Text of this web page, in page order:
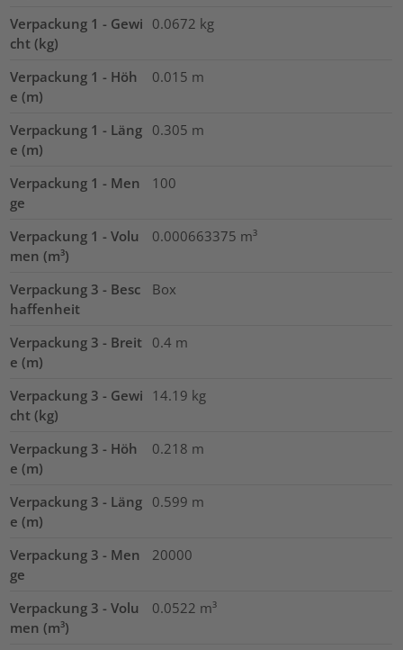
Verpackung 1 - Gewi
cht (kg)
0.0672 kg
Verpackung 1 - Höh
e (m)
0.015 m
Verpackung 1 - Läng
e (m)
0.305 m
Verpackung 1 - Men
ge
100
Verpackung 1 - Volu
men (m³)
0.000663375 m³
Verpackung 3 - Besc
haffenheit
Box
Verpackung 3 - Breit
e (m)
0.4 m
Verpackung 3 - Gewi
cht (kg)
14.19 kg
Verpackung 3 - Höh
e (m)
0.218 m
Verpackung 3 - Läng
e (m)
0.599 m
Verpackung 3 - Men
ge
20000
Verpackung 3 - Volu
men (m³)
0.0522 m³